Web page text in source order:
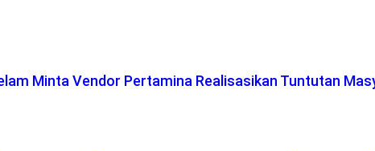
Minta Vendor Pertamina Realisasikan Tuntutan